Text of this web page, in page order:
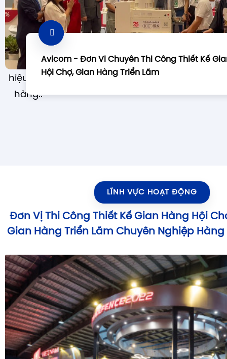
kệ trưng
bày; thiết
kế và thi
công biển
hiệu cửa
hàng..
Avicom - Đơn Vi Chuyên Thi Công Thiết Kế
Hội Chợ, Gian Hàng Triển Lãm
thi công gian hàng triển lãm chuyên nghiệp
LĨNH VỰC HOẠT ĐỘNG
Đơn Vị Thi Công Thiết Kế Gian Hàng Hội
Gian Hàng Triển Lãm Chuyên Nghiệp